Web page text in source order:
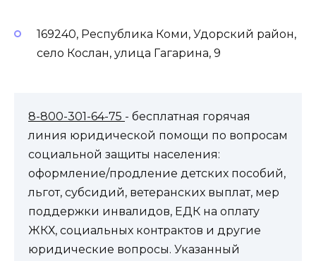
169240, Республика Коми, Удорский район,
село Кослан, улица Гагарина, 9
8-800-301-64-75 - бесплатная горячая
линия юридической помощи по вопросам
социальной защиты населения:
оформление/продление детских пособий,
льгот, субсидий, ветеранских выплат, мер
поддержки инвалидов, ЕДК на оплату
ЖКХ, социальных контрактов и другие
юридические вопросы. Указанный